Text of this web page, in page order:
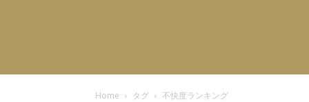
Home タグ 不快度ランキング